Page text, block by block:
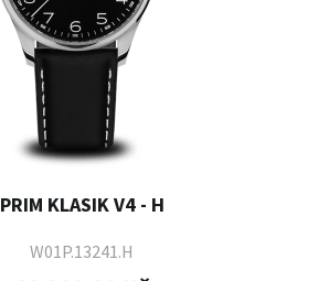
PRIM KLASIK V4 - H
W01P.13241.H